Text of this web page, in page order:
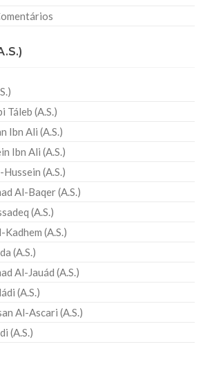
Táleb (A.S.)
Ibn Ali (A.S.)
Ibn Ali (A.S.)
(A.S.)
Al-Baqer (A.S.)
(A.S.)
(A.S.)
(A.S.)
Al-Jauád (A.S.)
(A.S.)
Al-Ascari (A.S.)
(A.S.)